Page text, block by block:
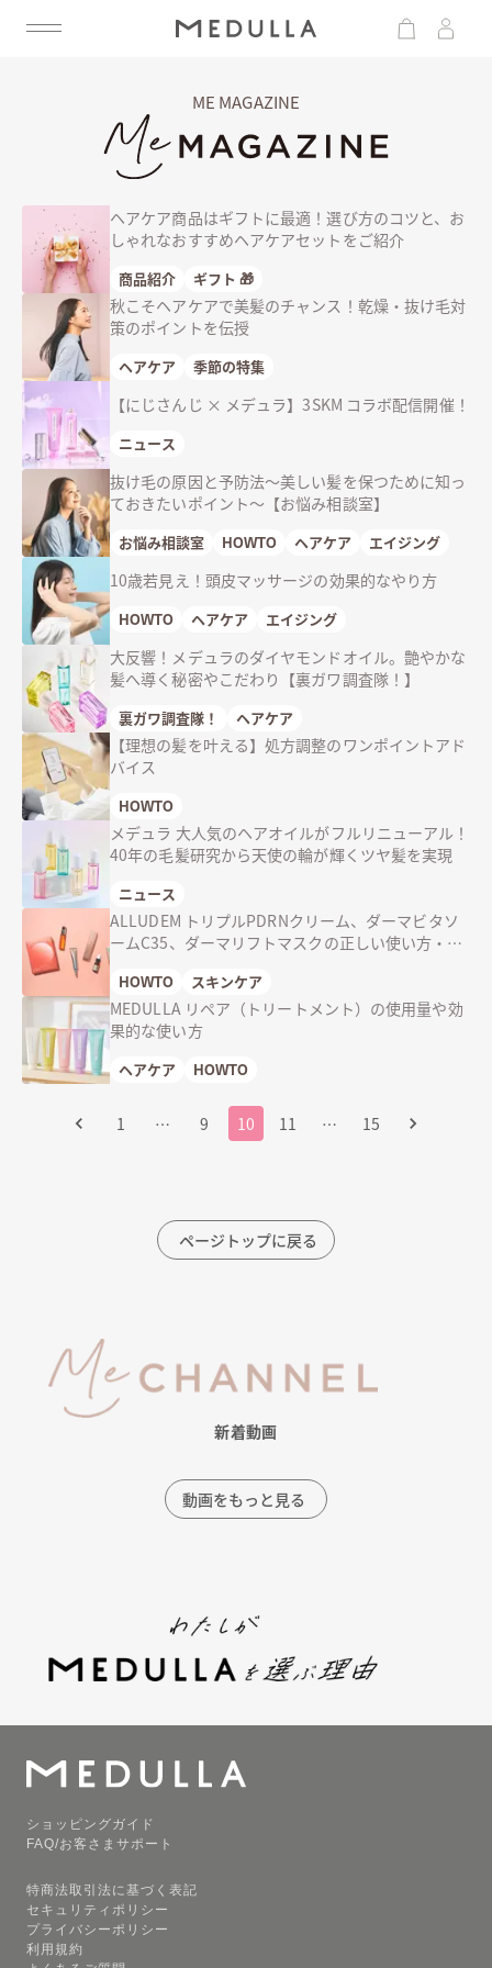
ME MAGAZINE
ヘアケア商品はギフトに最適！選び方のコツと、お
しゃれなおすすめヘアケアセットをご紹介
商品紹介 ギフト 🎁
秋こそヘアケアで美髪のチャンス！乾燥・抜け毛対
策のポイントを伝授
ヘアケア 季節の特集
【にじさんじ × メデュラ】3SKM コラボ配信開催！
ニュース
抜け毛の原因と予防法〜美しい髪を保つために知っ
ておきたいポイント〜【お悩み相談室】
お悩み相談室 HOWTO ヘアケア エイジング
10歳若見え！頭皮マッサージの効果的なやり方
HOWTO ヘアケア エイジング
大反響！メデュラのダイヤモンドオイル。艶やかな
髪へ導く秘密やこだわり【裏ガワ調査隊！】
裏ガワ調査隊！ ヘアケア
【理想の髪を叶える】処方調整のワンポイントアド
バイス
HOWTO
メデュラ 大人気のヘアオイルがフルリニューアル！
40年の毛髪研究から天使の輪が輝くツヤ髪を実現
ニュース
ALLUDEM トリプルPDRNクリーム、ダーマビタソ
ームC35、ダーマリフトマスクの正しい使い方・使
HOWTO スキンケア
MEDULLA リペア（トリートメント）の使用量や効
果的な使い方
ヘアケア HOWTO
1 … 9 10 11 … 15
ページトップに戻る
新着動画
動画をもっと見る
ショッピングガイド
FAQ/お客さまサポート
特商法取引法に基づく表記
セキュリティポリシー
プライバシーポリシー
利用規約